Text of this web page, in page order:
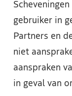
gebruiker in
Partners en
niet
aanspraken
in geval van